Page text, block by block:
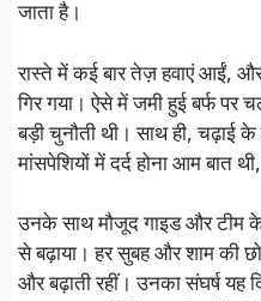
जाता है।
रास्ते में कई बार तेज़ हवाएं आईं,
गिर गया। ऐसे में जमी हुई बर्फ पर
बड़ी चुनौती थी। साथ ही, चढ़ाई
मांसपेशियों में दर्द होना आम बात
उनके साथ मौजूद गाइड और टीम
से बढ़ाया। हर सुबह और शाम की
और बढ़ाती रहीं। उनका संघर्ष यह